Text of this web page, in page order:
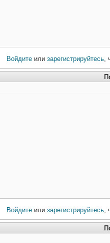
Войдите или зарегистрируйтесь,
Войдите или зарегистрируйтесь,